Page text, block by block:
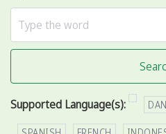
Supported Language(s):